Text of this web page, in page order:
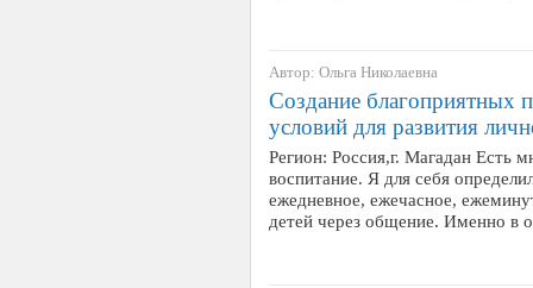
Автор: Ольга Николаевна
Создание благоприятных
условий для развития
Регион: Россия,г. Магадан Есть
воспитание. Я для себя
ежедневное, ежечасное,
детей через общение. Именно в